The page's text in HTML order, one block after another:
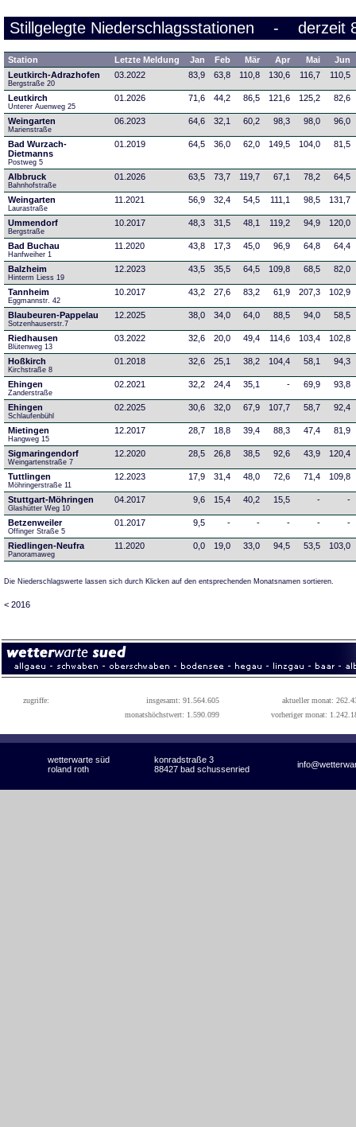
Stillgelegte Niederschlagsstationen - derzeit
Station Letzte Meldung Jan Feb Mär Apr Mai
Jun
Leutkirch-Adrazhofen
Bergstraße 20
03.2022 83,9 63,8 110,8 130,6 116,7 110,5
Leutkirch
Unterer Auenweg 25
01.2026 71,6 44,2 86,5 121,6 125,2 82,6
Weingarten
Marienstraße
06.2023 64,6 32,1 60,2 98,3 98,0 96,0
Bad Wurzach-
Dietmanns
Postweg 5
01.2019 64,5 36,0 62,0 149,5 104,0 81,5
Albbruck
Bahnhofstraße
01.2026 63,5 73,7 119,7 67,1 78,2 64,5
Weingarten
Laurastraße
11.2021 56,9 32,4 54,5 111,1 98,5 131,7
Ummendorf
Bergstraße
10.2017 48,3 31,5 48,1 119,2 94,9 120,0
Bad Buchau
Hanfweiher 1
11.2020 43,8 17,3 45,0 96,9 64,8 64,4
Balzheim
Hinterm Liess 19
12.2023 43,5 35,5 64,5 109,8 68,5 82,0
Tannheim
Eggmannstr. 42
10.2017 43,2 27,6 83,2 61,9 207,3 102,9
Blaubeuren-Pappelau
Sotzenhauserstr.7
12.2025 38,0 34,0 64,0 88,5 94,0 58,5
Riedhausen
Blütenweg 13
03.2022 32,6 20,0 49,4 114,6 103,4 102,8
Hoßkirch
Kirchstraße 8
01.2018 32,6 25,1 38,2 104,4 58,1 94,3
Ehingen
Zanderstraße
02.2021 32,2 24,4 35,1 - 69,9 93,8
Ehingen
Schlaufenbühl
02.2025 30,6 32,0 67,9 107,7 58,7 92,4
Mietingen
Hangweg 15
12.2017 28,7 18,8 39,4 88,3 47,4 81,9
Sigmaringendorf
Weingartenstraße 7
12.2020 28,5 26,8 38,5 92,6 43,9 120,4
Tuttlingen
Möhringerstraße 11
12.2023 17,9 31,4 48,0 72,6 71,4 109,8
Stuttgart-Möhringen
Glashütter Weg 10
04.2017 9,6 15,4 40,2 15,5 - -
Betzenweiler
Offinger Straße 5
01.2017 9,5 - - - - -
Riedlingen-Neufra
Panoramaweg
11.2020 0,0 19,0 33,0 94,5 53,5 103,0
Die Niederschlagswerte lassen sich durch Klicken auf den entsprechenden Monatsnamen sortieren.
< 2016
zugriffe: insgesamt: 91.564.605
aktueller monat:
monatshöchstwert: 1.590.099
vorheriger monat:
wetterwarte süd konradstraße 3
roland roth 88427 bad schussenried